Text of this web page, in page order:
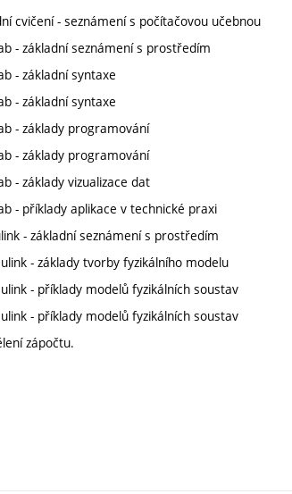
cvičení - seznámení s počítačovou učebnou
- základní seznámení s prostředím
- základní syntaxe
- základní syntaxe
- základy programování
- základy programování
- základy vizualizace dat
- příklady aplikace v technické praxi
- základní seznámení s prostředím
- základy tvorby fyzikálního modelu
- příklady modelů fyzikálních soustav
- příklady modelů fyzikálních soustav
zápočtu.